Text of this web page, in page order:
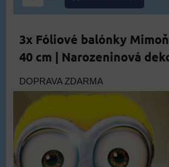
3x Fóliové balónky
40 cm | Narozeninová
DOPRAVA ZDARMA